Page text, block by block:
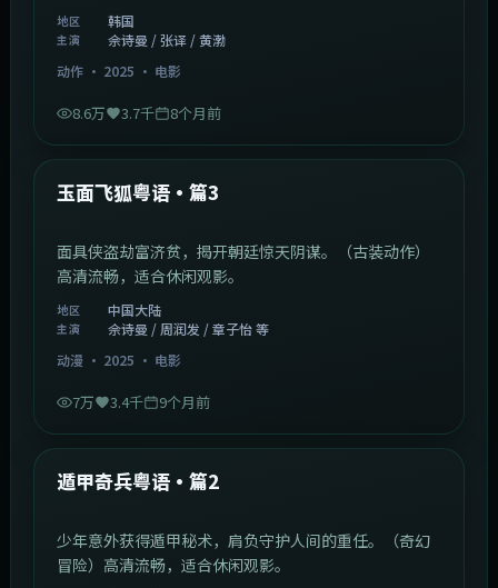
地区 韩国
主演
佘诗曼 / 张译 / 黄渤
动作· 2025 · 电影
8.6万 3.7千 8个月前
最新
玉面飞狐粤语·篇3
面具侠盗劫富济贫，揭开朝廷惊天阴谋。（古装动作）
高清流畅，适合休闲观影。
地区 中国大陆
主演
佘诗曼 / 周润发 / 章子怡 等
动漫 · 2025 · 电影
7万 3.4千 9个月前
最新
遁甲奇兵粤语·篇2
少年意外获得遁甲秘术，肩负守护人间的重任。（奇幻
冒险）高清流畅，适合休闲观影。